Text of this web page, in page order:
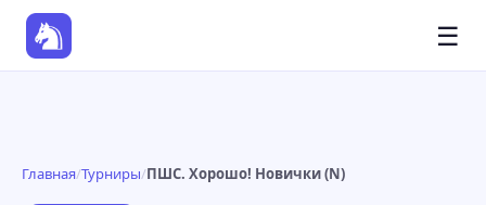
☰
Главная/Турниры/ПШС. Хорошо! Новички (N)